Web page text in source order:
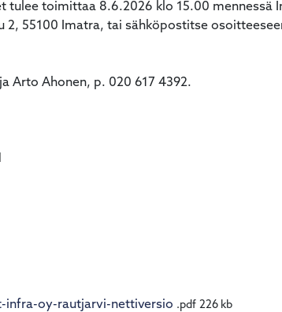
toimittaa 8.6.2026 klo 15.00 mennessä
55100 Imatra, tai sähköpostitse
Arto Ahonen, p. 020 617 4392.
infra-oy-rautjarvi-nettiversio .pdf 226 kb